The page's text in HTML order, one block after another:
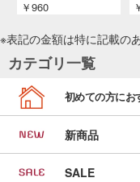
２
ス
レ
￥960
※表記の金額は特に記載の
カテゴリ一覧
初めての方にお
新商品
SALE